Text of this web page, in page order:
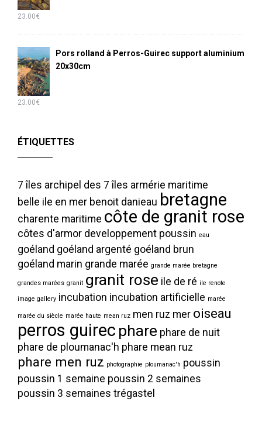
23.00€
Pors rolland à Perros-Guirec support aluminium
20x30cm
23.00€
ÉTIQUETTES
7 îles archipel des 7 îles armérie maritime
belle ile en mer benoit danieau bretagne
charente maritime côte de granit rose
côtes d'armor developpement poussin eau
goéland goéland argenté goéland brun
goéland marin grande marée grande marée bretagne
grandes marées granit granit rose ile de ré ile renote
image gallery incubation incubation artificielle marée
marée du siècle marée haute mean ruz men ruz mer oiseau
perros guirec phare phare de nuit
phare de ploumanac'h phare mean ruz
phare men ruz photographie ploumanac'h poussin
poussin 1 semaine poussin 2 semaines
poussin 3 semaines trégastel